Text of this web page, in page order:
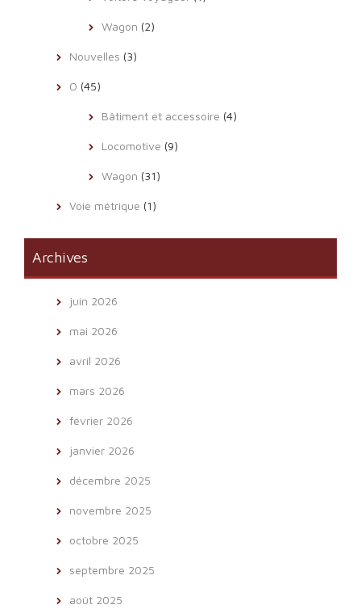
Wagon (2)
Nouvelles (3)
O (45)
Bâtiment et accessoire (4)
Locomotive (9)
Wagon (31)
Voie métrique (1)
Archives
juin 2026
mai 2026
avril 2026
mars 2026
février 2026
janvier 2026
décembre 2025
novembre 2025
octobre 2025
septembre 2025
août 2025